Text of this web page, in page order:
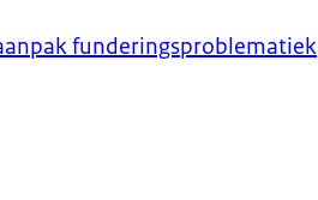
funderingsproblematiek